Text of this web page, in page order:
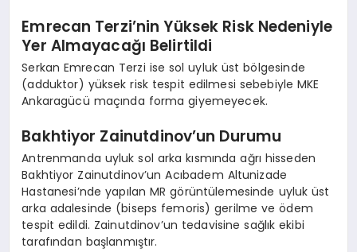
Emrecan Terzi’nin Yüksek Risk Nedeniyle
Yer Almayacağı Belirtildi
Serkan Emrecan Terzi ise sol uyluk üst bölgesinde
(adduktor) yüksek risk tespit edilmesi sebebiyle MKE
Ankaragücü maçında forma giyemeyecek.
Bakhtiyor Zainutdinov’un Durumu
Antrenmanda uyluk sol arka kısmında ağrı hisseden
Bakhtiyor Zainutdinov’un Acıbadem Altunizade
Hastanesi’nde yapılan MR görüntülemesinde uyluk üst
arka adalesinde (biseps femoris) gerilme ve ödem
tespit edildi. Zainutdinov’un tedavisine sağlık ekibi
tarafından başlanmıştır.